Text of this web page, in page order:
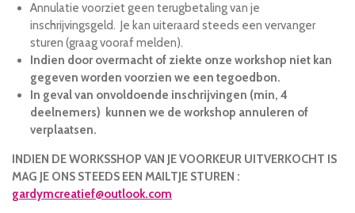
Annulatie voorziet geen terugbetaling van je
inschrijvingsgeld. Je kan uiteraard steeds een vervanger
sturen (graag vooraf melden).
Indien door overmacht of ziekte onze workshop niet kan
gegeven worden voorzien we een tegoedbon.
In geval van onvoldoende inschrijvingen (min, 4
deelnemers) kunnen we de workshop annuleren of
verplaatsen.
INDIEN DE WORKSSHOP VAN JE VOORKEUR UITVERKOCHT IS
MAG JE ONS STEEDS EEN MAILTJE STUREN :
gardymcreatief@outlook.com